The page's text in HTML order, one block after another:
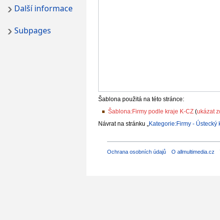
Šablona použitá na této stránce:
Šablona:Firmy podle kraje K-CZ(ukázat
Návrat na stránku „Kategorie:Firmy - Ústecký
Ochrana osobních údajů O allmultimedia.cz
Další informace
Subpages